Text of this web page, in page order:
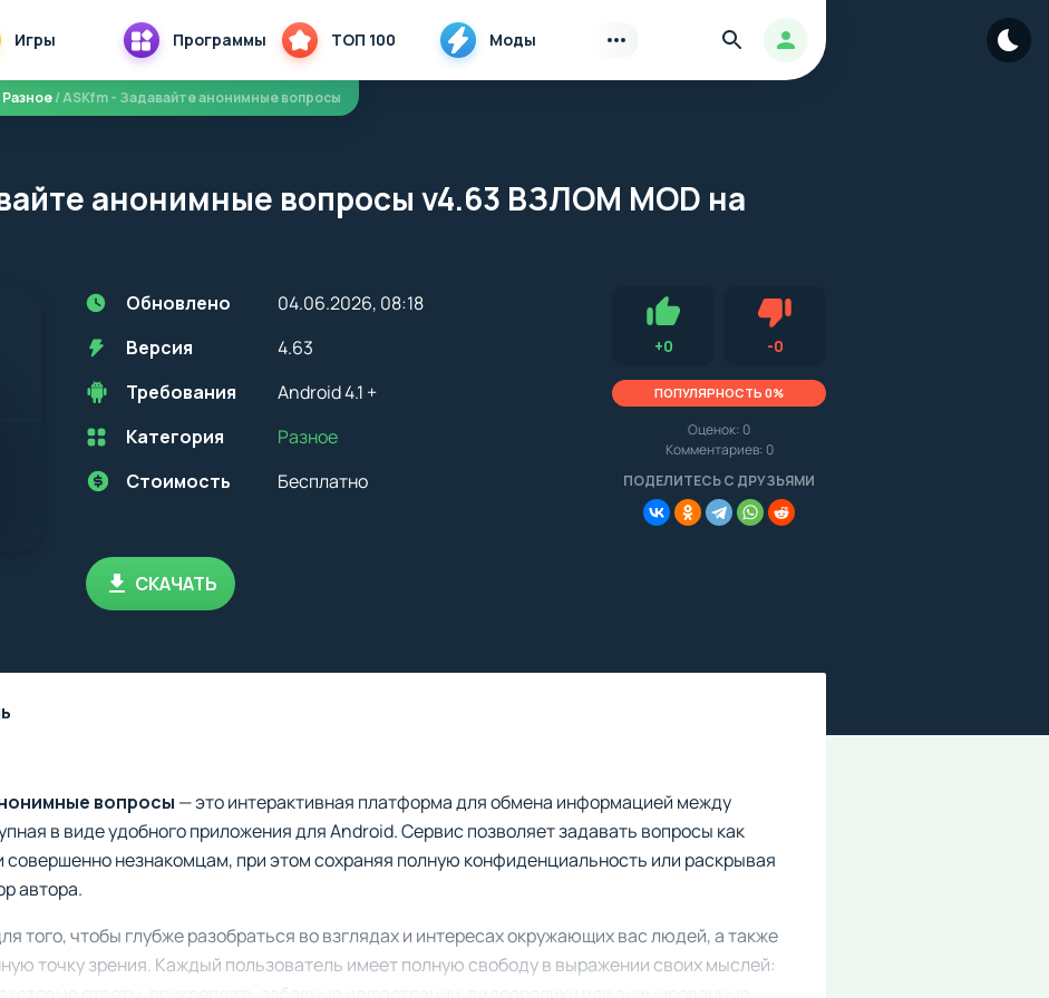
Игры Программы ТОП 100 Моды Авторизация
Найти
Разное/ ASKfm - Задавайте анонимные вопросы
анонимные вопросы v4.63 ВЗЛОМ MOD на
Обновлено
04.06.2026, 08:18
Версия
4.63
Требования
Android 4.1 +
Перед установкой приложения на устройство с Android, стоит
учитывать версию OS. Мы всегда указываем минимальные
Категория
Разное
Стоимость
Бесплатно
+0Нравится -0Не нравится (0.0, 0, 10706)
ПОПУЛЯРНОСТЬ 0%
Оценок: 0
Комментариев: 0
СКАЧАТЬ
вопросы — это интерактивная платформа для обмена информацией между
в виде удобного приложения для Android. Сервис позволяет задавать вопросы как
незнакомцам, при этом сохраняя полную конфиденциальность или раскрывая
автора.
того, чтобы глубже разобраться во взглядах и интересах окружающих вас людей, а также
точку зрения. Каждый пользователь имеет полную свободу в выражении своих мыслей: